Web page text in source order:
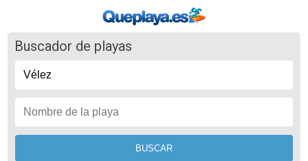
Buscador de playas